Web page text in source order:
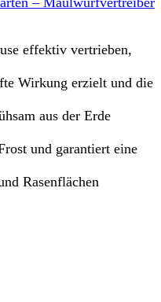
effektiv vertrieben,
Wirkung erzielt und die
aus der Erde
und garantiert eine
Rasenflächen